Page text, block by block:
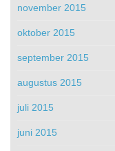
november 2015
oktober 2015
september 2015
augustus 2015
juli 2015
juni 2015